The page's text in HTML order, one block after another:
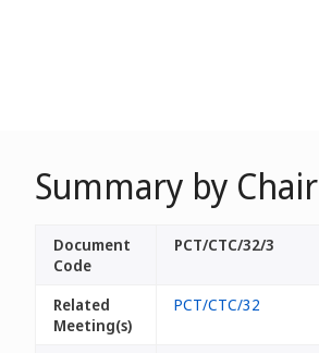
Summary by Chair
Document
Code
PCT/CTC/32/3
Related
Meeting(s)
PCT/CTC/32